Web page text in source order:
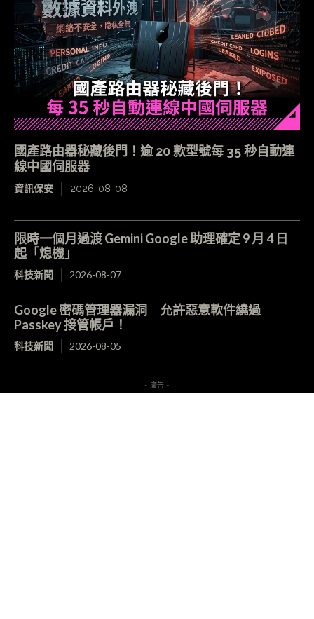
國產路由器秘藏後門！逾 20 款型號每 35 秒自動連
線中國伺服器
資訊保安 2026-08-08
限時一個月過渡 Gemini Google 助理確定 9 月 4 日
起「熄機」
科技新聞 2026-08-07
Google 密碼管理器漏洞 允許惡意軟件繞過
Passkey 接管帳戶！
科技新聞 2026-08-05
- 廣告 -